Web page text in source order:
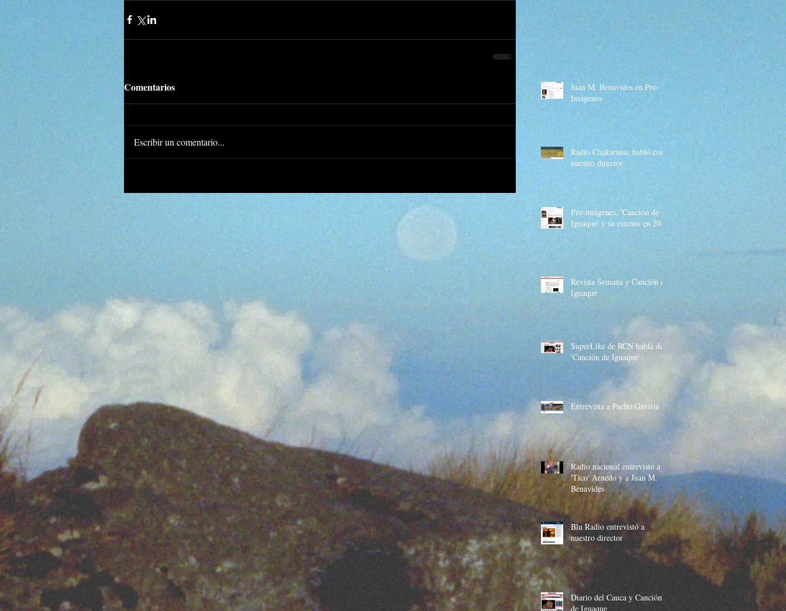
Comentarios
Escribir un comentario...
Juan M. Benavides en Pro-
Imágenes
Radio Chakaruna, habló con
nuestro director
Pro-imágenes, 'Canción de
Iguaque' y su estreno en 2017
Revista Semana y Canción de
Iguaque
SuperLike de RCN habla de
'Canción de Iguaque'
Entrevista a Pacho Gaviria
Radio nacional entrevistó a
'Tico' Arnedo y a Juan M.
Benavides
Blu Radio entrevistó a
nuestro director
Diario del Cauca y Canción
de Iguaque